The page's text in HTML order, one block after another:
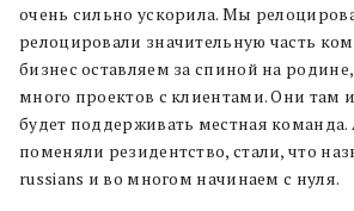
очень сильно ускорила. Мы
релоцировали значительную часть
бизнес оставляем за спиной на
много проектов с клиентами. Они там и
будет поддерживать местная
поменяли резидентство, стали, что
russians и во многом начинаем с нуля.